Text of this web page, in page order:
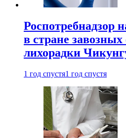
Роспотребнадзор
в стране завозных
лихорадки
1 год спустя1 год спустя